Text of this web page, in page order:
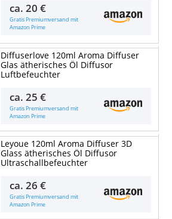
ca.20 €
Gratis Premiumversand mit
Amazon Prime
Diffuserlove 120ml Aroma Diffuser
Glas ätherisches Öl Diffusor
Luftbefeuchter
ca.25 €
Gratis Premiumversand mit
Amazon Prime
Leyoue 120ml Aroma Diffuser 3D
Glass ätherisches Öl Diffusor
Ultraschallbefeuchter
ca.26 €
Gratis Premiumversand mit
Amazon Prime